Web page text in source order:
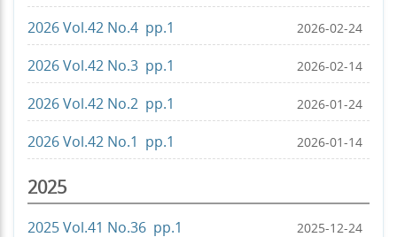
2026 Vol.42 No.4 pp.1 2026-02-24
2026 Vol.42 No.3 pp.1 2026-02-14
2026 Vol.42 No.2 pp.1 2026-01-24
2026 Vol.42 No.1 pp.1 2026-01-14
2025
2025 Vol.41 No.36 pp.1 2025-12-24